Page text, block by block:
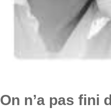
On n’a pas fini